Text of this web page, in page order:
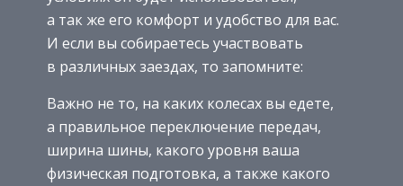
а так же его комфорт и удобство для вас.
И если вы собираетесь участвовать
в различных заездах, то запомните:
Важно не то, на каких колесах вы едете,
а правильное переключение передач,
ширина шины, какого уровня ваша
физическая подготовка, а также какого